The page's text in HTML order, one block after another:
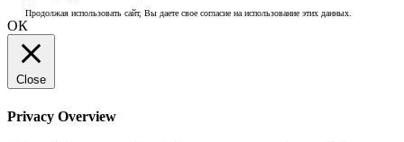
Продолжая использовать сайт, Вы даете свое согласие на использование этих данных.
ОК
Close
Privacy Overview